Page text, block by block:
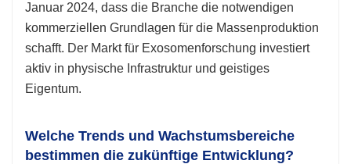
Januar 2024, dass die Branche die notwendigen
kommerziellen Grundlagen für die Massenproduktion
schafft. Der Markt für Exosomenforschung investiert
aktiv in physische Infrastruktur und geistiges
Eigentum.
Welche Trends und Wachstumsbereiche
bestimmen die zukünftige Entwicklung?